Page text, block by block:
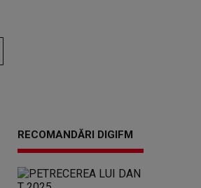
RECOMANDĂRI DIGIFM